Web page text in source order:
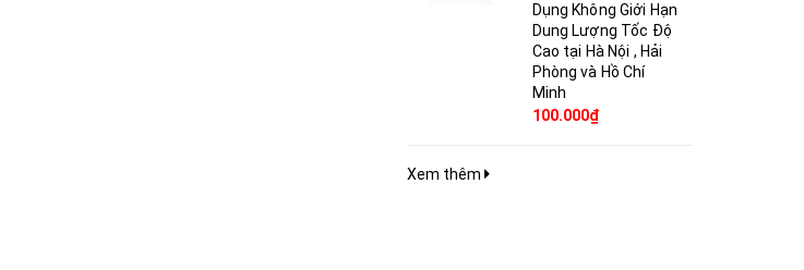
Dụng Không Giới Hạn
Dung Lượng Tốc Độ
Cao tại Hà Nội , Hải
Phòng và Hồ Chí
Minh
100.000₫
Xem thêm